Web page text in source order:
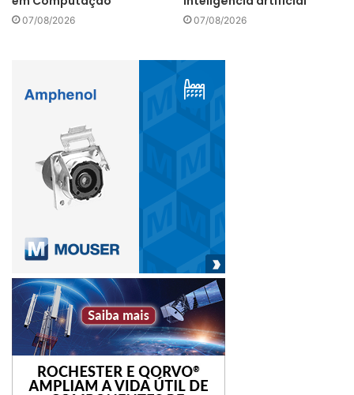
07/08/2026 07/08/2026